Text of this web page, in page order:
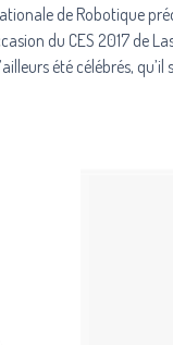
de Robotique
du CES 2017 de
été célébrés, qu’il